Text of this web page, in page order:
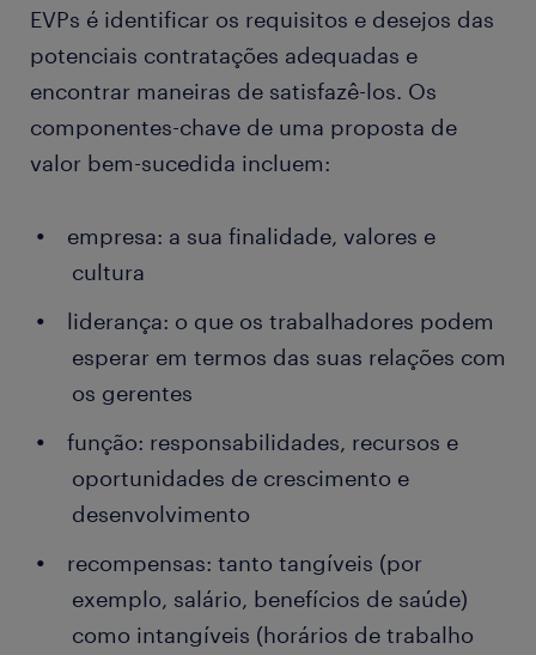
EVPs é identificar os requisitos e desejos das
potenciais contratações adequadas e
encontrar maneiras de satisfazê-los. Os
componentes-chave de uma proposta de
valor bem-sucedida incluem:
empresa: a sua finalidade, valores e
cultura
liderança: o que os trabalhadores podem
esperar em termos das suas relações com
os gerentes
função: responsabilidades, recursos e
oportunidades de crescimento e
desenvolvimento
recompensas: tanto tangíveis (por
exemplo, salário, benefícios de saúde)
como intangíveis (horários de trabalho